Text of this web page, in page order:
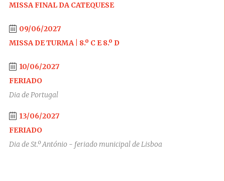
MISSA FINAL DA CATEQUESE
09/06/2027
MISSA DE TURMA | 8.º C E 8.º D
10/06/2027
FERIADO
Dia de Portugal
13/06/2027
FERIADO
Dia de St.º António - feriado municipal de Lisboa